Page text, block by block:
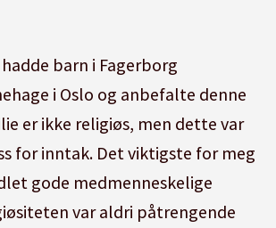
barn i Fagerborg
i Oslo og anbefalte denne
er ikke religiøs, men dette var
for inntak. Det viktigste for meg
gode medmenneskelige
var aldri påtrengende